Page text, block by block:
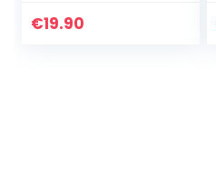
révèle
€19.90